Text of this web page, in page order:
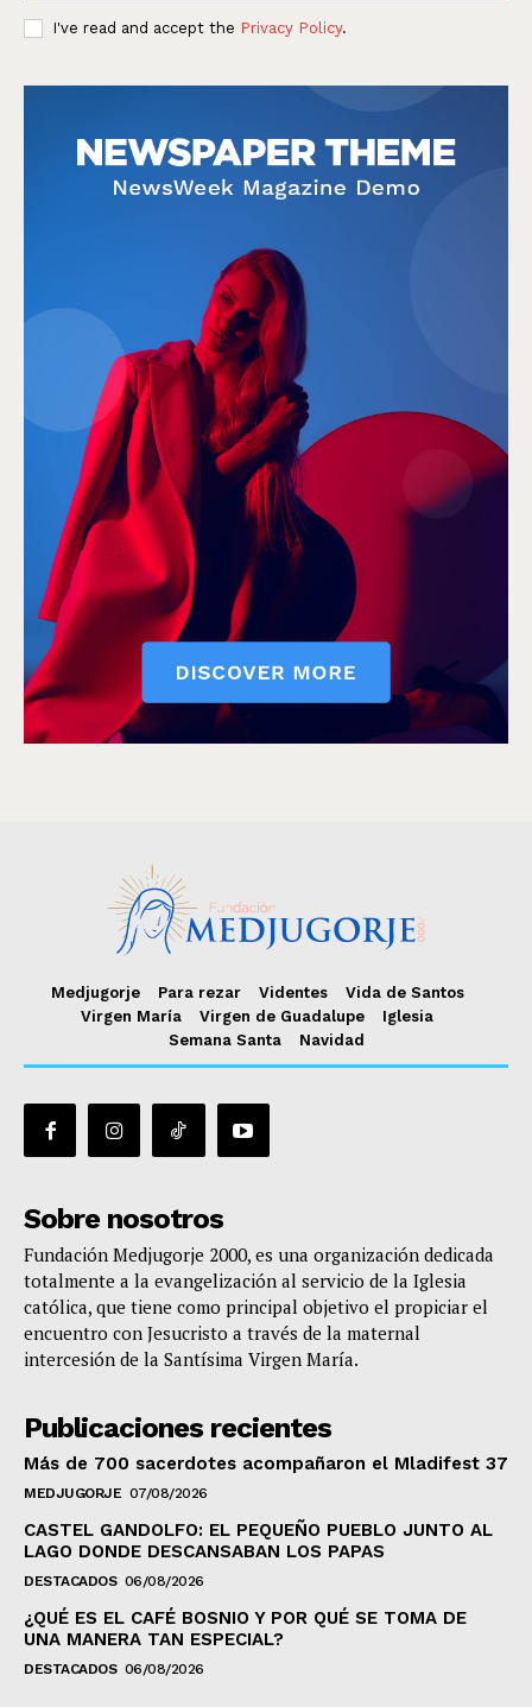
I've read and accept the Privacy Policy.
Medjugorje Para rezar Videntes
Vida de Santos
Virgen María
Virgen de Guadalupe
Iglesia
Semana Santa
Navidad
Sobre nosotros
Fundación Medjugorje 2000, es una organización dedicada
totalmente a la evangelización al servicio de la Iglesia
católica, que tiene como principal objetivo el propiciar el
encuentro con Jesucristo a través de la maternal
intercesión de la Santísima Virgen María.
Publicaciones recientes
Más de 700 sacerdotes acompañaron el Mladifest 37
MEDJUGORJE 07/08/2026
CASTEL GANDOLFO: EL PEQUEÑO PUEBLO JUNTO AL
LAGO DONDE DESCANSABAN LOS PAPAS
DESTACADOS 06/08/2026
¿QUÉ ES EL CAFÉ BOSNIO Y POR QUÉ SE TOMA DE
UNA MANERA TAN ESPECIAL?
DESTACADOS 06/08/2026